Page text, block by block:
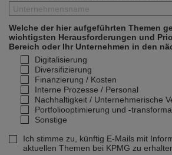
Welche der hier aufgeführten Themen
wichtigsten Herausforderungen und
Bereich oder Ihr Unternehmen in den
Digitalisierung
Diversifizierung
Finanzierung / Kosten
Interne Prozesse / Personal
Nachhaltigkeit / Unternehmerische
Portfoliooptimierung und -
Sonstige
Ich stimme zu, künftig E-Mails mit
aktuellen Themen bei KPMG zu